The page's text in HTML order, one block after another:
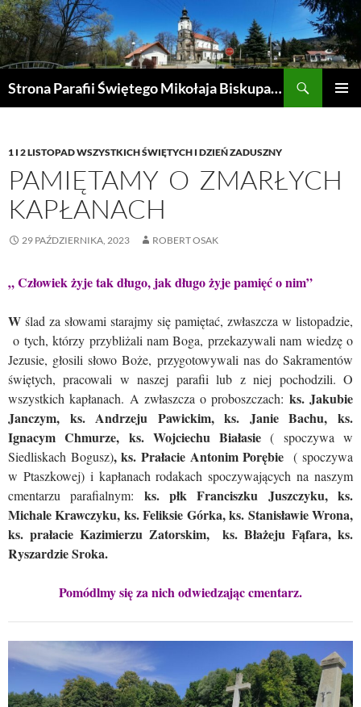
Przejdź
do
treści
Strona Parafii Świętego Mikołaja Biskupa w Żegocinie
1 I 2 LISTOPAD WSZYSTKICH ŚWIĘTYCH I DZIEŃ ZADUSZNY
PAMIĘTAMY O ZMARŁYCH
KAPŁANACH
29 PAŹDZIERNIKA, 2023 ROBERT OSAK
„ Człowiek żyje tak długo, jak długo żyje pamięć o nim”
W ślad za słowami starajmy się pamiętać, zwłaszcza w listopadzie,
o tych, którzy przybliżali nam Boga, przekazywali nam wiedzę o
Jezusie, głosili słowo Boże, przygotowywali nas do Sakramentów
świętych, pracowali w naszej parafii lub z niej pochodzili. O
wszystkich kapłanach. A zwłaszcza o proboszczach: ks. Jakubie
Janczym, ks. Andrzeju Pawickim, ks. Janie Bachu, ks.
Ignacym Chmurze, ks. Wojciechu Białasie( spoczywa w
Siedliskach Bogusz), ks. Prałacie Antonim Porębie ( spoczywa
w Ptaszkowej) i kapłanach rodakach spoczywających na naszym
cmentarzu parafialnym: ks. płk Franciszku Juszczyku, ks.
Michale Krawczyku, ks. Feliksie Górka, ks. Stanisławie Wrona,
ks. prałacie Kazimierzu Zatorskim, ks. Błażeju Fąfara, ks.
Ryszardzie Sroka.
Pomódlmy się za nich odwiedzając cmentarz.